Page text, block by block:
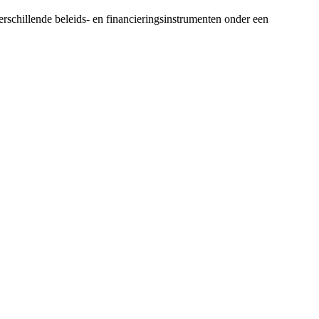
beleids- en financieringsinstrumenten onder een